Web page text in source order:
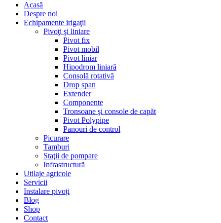
Acasă
Despre noi
Echipamente irigaţii
Pivoţi şi liniare
Pivot fix
Pivot mobil
Pivot liniar
Hipodrom liniară
Consolă rotativă
Drop span
Extender
Componente
Tronsoane şi console de capăt
Pivot Polypipe
Panouri de control
Picurare
Tamburi
Staţii de pompare
Infrastructură
Utilaje agricole
Servicii
Instalare pivoți
Blog
Shop
Contact